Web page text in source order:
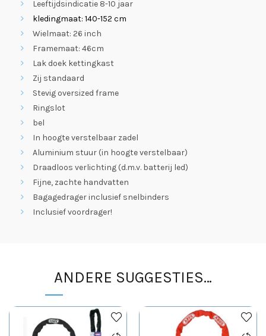
Leeftijdsindicatie 8-10 jaar
kledingmaat: 140-152 cm
Wielmaat: 26 inch
Framemaat: 46cm
Lak doek kettingkast
Zij standaard
Stevig oversized frame
Ringslot
bel
In hoogte verstelbaar zadel
Aluminium stuur (in hoogte verstelbaar)
Draadloos verlichting (d.m.v. batterij led)
Fijne, zachte handvatten
Bagagedrager inclusief snelbinders
Inclusief voordrager!
ANDERE SUGGESTIES…